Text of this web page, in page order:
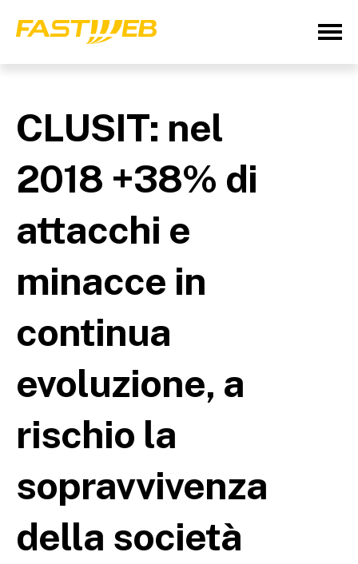
CLUSIT: nel
2018 +38% di
attacchi e
minacce in
continua
evoluzione, a
rischio la
sopravvivenza
della società